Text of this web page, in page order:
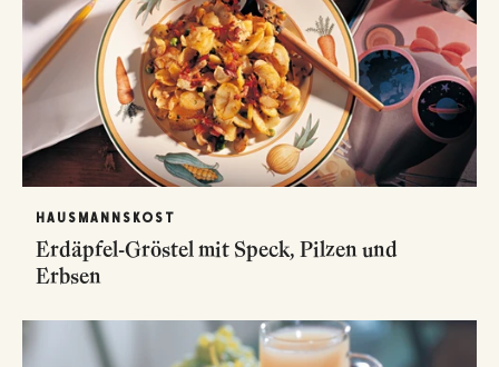
HAUSMANNSKOST
Erdäpfel-Gröstel mit Speck, Pilzen und
Erbsen